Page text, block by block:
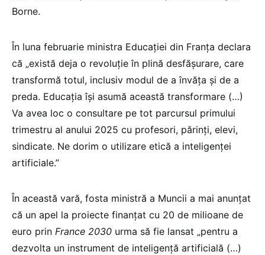
Borne.
În luna februarie ministra Educației din Franța declara
că „există deja o revoluție în plină desfășurare, care
transformă totul, inclusiv modul de a învăța și de a
preda. Educația își asumă această transformare (…)
Va avea loc o consultare pe tot parcursul primului
trimestru al anului 2025 cu profesori, părinți, elevi,
sindicate. Ne dorim o utilizare etică a inteligenței
artificiale.”
În această vară, fosta ministră a Muncii a mai anunțat
că un apel la proiecte finanțat cu 20 de milioane de
euro prin France 2030 urma să fie lansat „pentru a
dezvolta un instrument de inteligență artificială (…)